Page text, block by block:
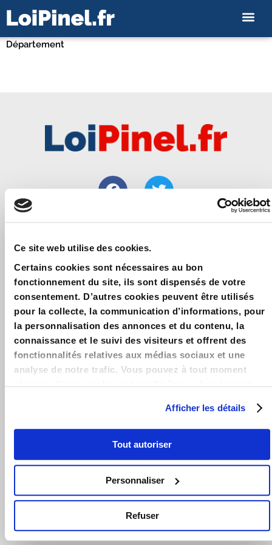
Ce site web utilise des cookies.
Certains cookies sont nécessaires au bon
fonctionnement du site, ils sont dispensés de votre
consentement. D’autres cookies peuvent être utilisés
pour la collecte, la communication d’informations, pour
la personnalisation des annonces et du contenu, la
connaissance et le suivi des visiteurs et offrent des
fonctionnalités relatives aux médias sociaux et une
analyse de notre trafic. Vous pouvez à tout moment
changer d’avis en cliquant sur l’icône en bas à gauche.
Afficher les détails
Tout autoriser
Personnaliser
Refuser
Département
Loipinel.fr vous apporte toutes les informations utiles pour
bien réussir un investissement immobilier locatif de
défiscalisation : Explication du dispositif en détails &
Exemples – Guide 2025 – Simulation & Outils de calcul des
plafonds de Loyer et de Ressources Pinel.
LOIPINEL.FR
Accueil
Contact
Guide Pinel 2025
Avantages loi Pinel
Conditions loi Pinel
Zones loi Pinel
Actualités loi Pinel